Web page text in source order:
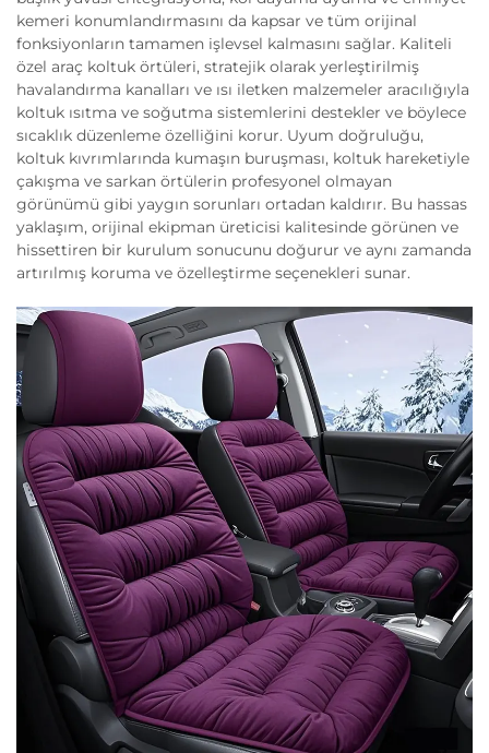
kemeri konumlandırmasını da kapsar ve tüm orijinal
fonksiyonların tamamen işlevsel kalmasını sağlar. Kaliteli
özel araç koltuk örtüleri, stratejik olarak yerleştirilmiş
havalandırma kanalları ve ısı iletken malzemeler aracılığıyla
koltuk ısıtma ve soğutma sistemlerini destekler ve böylece
sıcaklık düzenleme özelliğini korur. Uyum doğruluğu,
koltuk kıvrımlarında kumaşın buruşması, koltuk hareketiyle
çakışma ve sarkan örtülerin profesyonel olmayan
görünümü gibi yaygın sorunları ortadan kaldırır. Bu hassas
yaklaşım, orijinal ekipman üreticisi kalitesinde görünen ve
hissettiren bir kurulum sonucunu doğurur ve aynı zamanda
artırılmış koruma ve özelleştirme seçenekleri sunar.